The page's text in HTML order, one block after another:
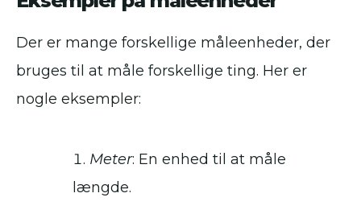
Der er mange forskellige måleenheder, der
bruges til at måle forskellige ting. Her er
nogle eksempler:
Meter: En enhed til at måle
længde.